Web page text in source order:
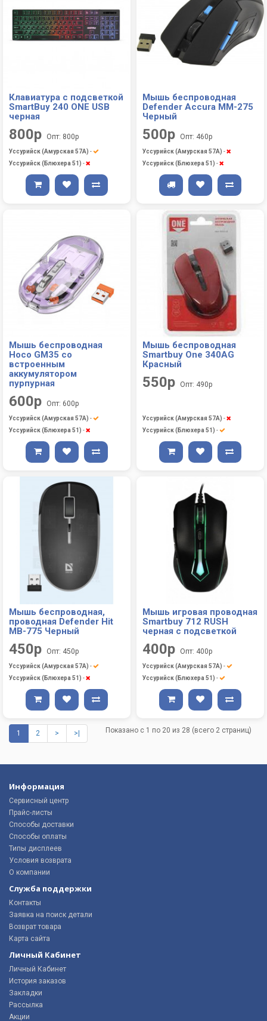
Клавиатура с подсветкой
SmartBuy 240 ONE USB
черная
800р Опт: 800р
Уссурийск (Амурская 57А) -
Уссурийск (Блюхера 51) -
Мышь беспроводная
Defender Accura MM-275
Черный
500р Опт: 460р
Уссурийск (Амурская 57А) -
Уссурийск (Блюхера 51) -
Мышь беспроводная
Hoco GM35 со
встроенным
аккумулятором
пурпурная
600р Опт: 600р
Уссурийск (Амурская 57А) -
Уссурийск (Блюхера 51) -
Мышь беспроводная
Smartbuy One 340AG
Красный
550р Опт: 490р
Уссурийск (Амурская 57А) -
Уссурийск (Блюхера 51) -
Мышь беспроводная,
проводная Defender Hit
MB-775 Черный
450р Опт: 450р
Уссурийск (Амурская 57А) -
Уссурийск (Блюхера 51) -
Мышь игровая проводная
Smartbuy 712 RUSH
черная с подсветкой
400р Опт: 400р
Уссурийск (Амурская 57А) -
Уссурийск (Блюхера 51) -
1 2 > >| Показано с 1 по 20 из 28 (всего 2 страниц)
Информация
Сервисный центр
Прайс-листы
Способы доставки
Способы оплаты
Типы дисплеев
Условия возврата
О компании
Служба поддержки
Контакты
Заявка на поиск детали
Возврат товара
Карта сайта
Личный Кабинет
Личный Кабинет
История заказов
Закладки
Рассылка
Акции